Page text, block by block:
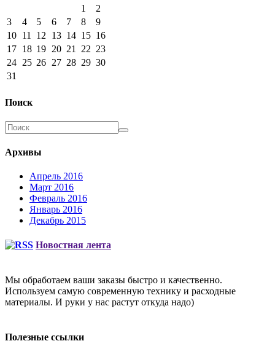
1
2
3
4 5 6 7 8
9
10 11 12 13 14 15 16
17 18 19 20 21 22 23
24 25 26 27 28 29 30
31
Поиск
Архивы
Апрель 2016
Март 2016
Февраль 2016
Январь 2016
Декабрь 2015
Новостная лента
Мы обработаем ваши заказы быстро и качественно.
Используем самую современную технику и расходные
материалы. И руки у нас растут откуда надо)
Полезные ссылки